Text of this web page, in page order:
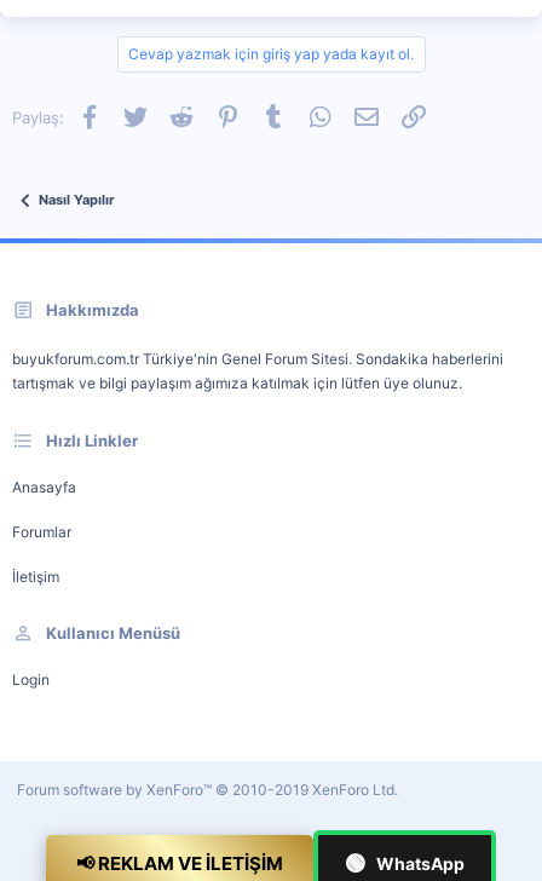
Cevap yazmak için giriş yap yada kayıt ol.
Paylaş: Facebook
TwitterReddit PinterestTumblrWhatsApp
E-postaLink
Nasıl Yapılır
Hakkımızda
buyukforum.com.tr Türkiye'nin Genel Forum Sitesi. Sondakika haberlerini
tartışmak ve bilgi paylaşım ağımıza katılmak için lütfen üye olunuz.
Hızlı Linkler
Anasayfa
Forumlar
İletişim
Kullanıcı Menüsü
Login
Forum software by XenForo™ © 2010-2019 XenForo Ltd.
📢 REKLAM VE İLETIŞIM 🟢 WhatsApp